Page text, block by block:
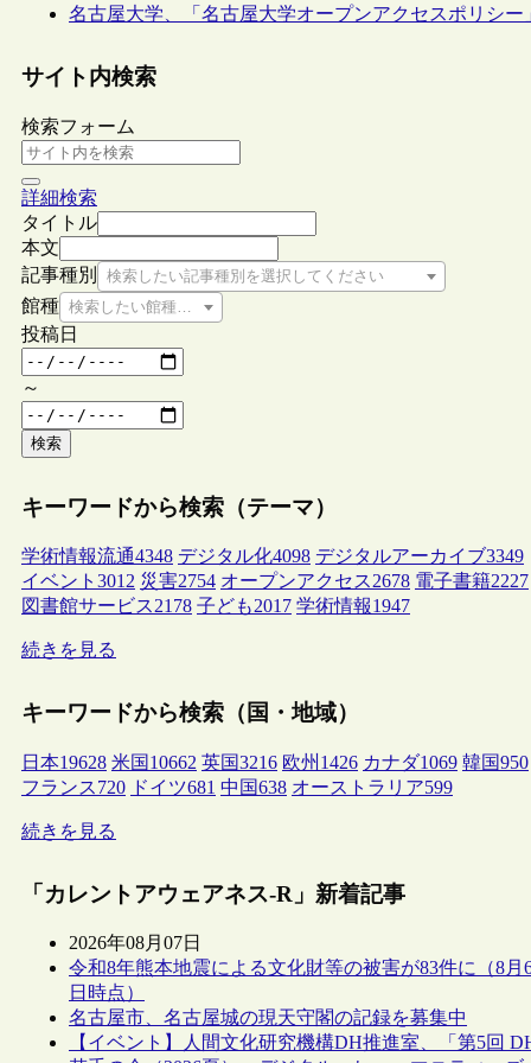
名古屋大学、「名古屋大学オープンアクセスポリシー
サイト内検索
検索フォーム
詳細検索
タイトル
本文
記事種別
検索したい記事種別を選択してください
館種 検索したい館種を選択してください
投稿日
～
検索
キーワードから検索（テーマ）
学術情報流通4348 デジタル化4098 デジタルアーカイブ3349
イベント 3012 災害2754 オープンアクセス2678 電子書籍2227
図書館サービス2178 子ども2017 学術情報1947
続きを見る
キーワードから検索（国・地域）
日本19628 米国 10662 英国3216 欧州 1426 カナダ1069 韓国950
フランス720 ドイツ681 中国638 オーストラリア599
続きを見る
「カレントアウェアネス-R」新着記事
2026年08月07日
令和8年熊本地震による文化財等の被害が83件に（8月
日時点）
名古屋市、名古屋城の現天守閣の記録を募集中
【イベント】人間文化研究機構DH推進室、「第5回